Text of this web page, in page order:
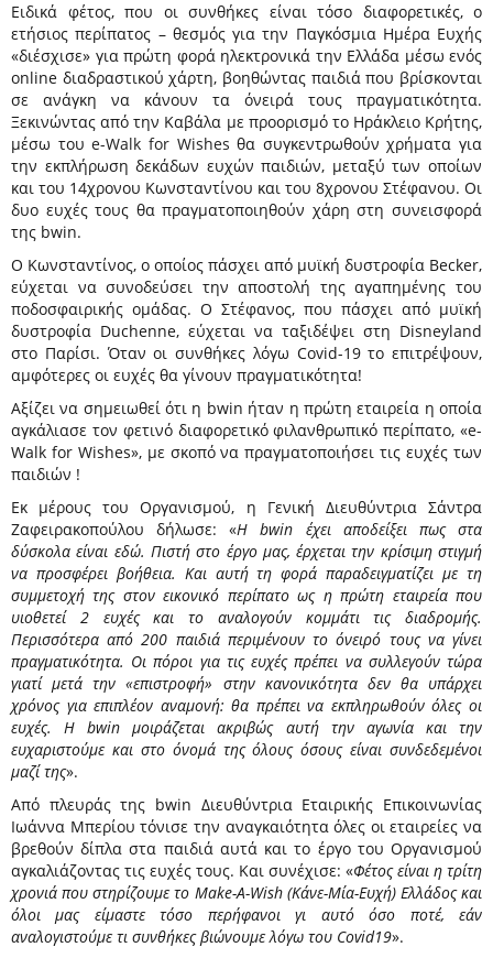
Ειδικά φέτος, που οι συνθήκες είναι τόσο διαφορετικές, ο
ετήσιος περίπατος – θεσμός για την Παγκόσμια Ημέρα Ευχής
«διέσχισε» για πρώτη φορά ηλεκτρονικά την Ελλάδα μέσω ενός
online διαδραστικού χάρτη, βοηθώντας παιδιά που βρίσκονται
σε ανάγκη να κάνουν τα όνειρά τους πραγματικότητα.
Ξεκινώντας από την Καβάλα με προορισμό το Ηράκλειο Κρήτης,
μέσω τουe-Walk for Wishes θα συγκεντρωθούν χρήματα για
την εκπλήρωση δεκάδων ευχών παιδιών, μεταξύ των οποίων
και του 14χρονου Κωνσταντίνου και του 8χρονου Στέφανου. Οι
δυο ευχές τους θα πραγματοποιηθούν χάρη στη συνεισφορά
της bwin.
Ο Κωνσταντίνος, ο οποίος πάσχει από μυϊκή δυστροφία Becker,
εύχεται να συνοδεύσει την αποστολή της αγαπημένης του
ποδοσφαιρικής ομάδας. Ο Στέφανος, που πάσχει από μυϊκή
δυστροφία Duchenne, εύχεται να ταξιδέψει στη Disneyland
στο Παρίσι. Όταν οι συνθήκες λόγω Covid-19 το επιτρέψουν,
αμφότερες οι ευχές θα γίνουν πραγματικότητα!
Αξίζει να σημειωθεί ότι η bwin ήταν η πρώτη εταιρεία η οποία
αγκάλιασε τον φετινό διαφορετικό φιλανθρωπικό περίπατο, «e-
Walk for Wishes», με σκοπό να πραγματοποιήσει τις ευχές των
παιδιών !
Εκ μέρους του Οργανισμού, η Γενική Διευθύντρια Σάντρα
Ζαφειρακοπούλου δήλωσε: «Η bwin έχει αποδείξει πως στα
δύσκολα είναι εδώ. Πιστή στο έργο μας, έρχεται την κρίσιμη στιγμή
να προσφέρει βοήθεια. Και αυτή τη φορά παραδειγματίζει με τη
συμμετοχή της στον εικονικό περίπατο ως η πρώτη εταιρεία που
υιοθετεί 2 ευχές και το αναλογούν κομμάτι τις διαδρομής.
Περισσότερα από 200 παιδιά περιμένουν το όνειρό τους να γίνει
πραγματικότητα. Οι πόροι για τις ευχές πρέπει να συλλεγούν τώρα
γιατί μετά την «επιστροφή» στην κανονικότητα δεν θα υπάρχει
χρόνος για επιπλέον αναμονή: θα πρέπει να εκπληρωθούν όλες οι
ευχές. Η bwin μοιράζεται ακριβώς αυτή την αγωνία και την
ευχαριστούμε και στο όνομά της όλους όσους είναι συνδεδεμένοι
μαζί της».
Από πλευράς της bwin Διευθύντρια Εταιρικής Επικοινωνίας
Ιωάννα Μπερίου τόνισε την αναγκαιότητα όλες οι εταιρείες να
βρεθούν δίπλα στα παιδιά αυτά και το έργο του Οργανισμού
αγκαλιάζοντας τις ευχές τους. Και συνέχισε: «Φέτος είναι η τρίτη
χρονιά που στηρίζουμε το Make-A-Wish (Κάνε-Μία-Ευχή) Ελλάδος και
όλοι μας είμαστε τόσο περήφανοι γι αυτό όσο ποτέ, εάν
αναλογιστούμε τι συνθήκες βιώνουμε λόγω του Covid19».